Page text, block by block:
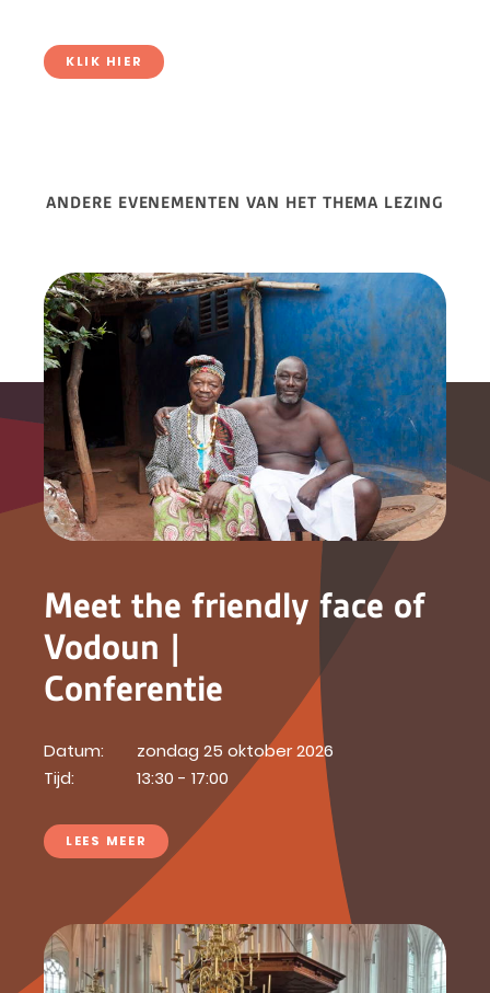
KLIK HIER
ANDERE EVENEMENTEN VAN HET THEMA LEZING
Meet the friendly face of
Vodoun |
Conferentie
Datum:
Tijd:
zondag 25 oktober 2026
13:30 - 17:00
LEES MEER